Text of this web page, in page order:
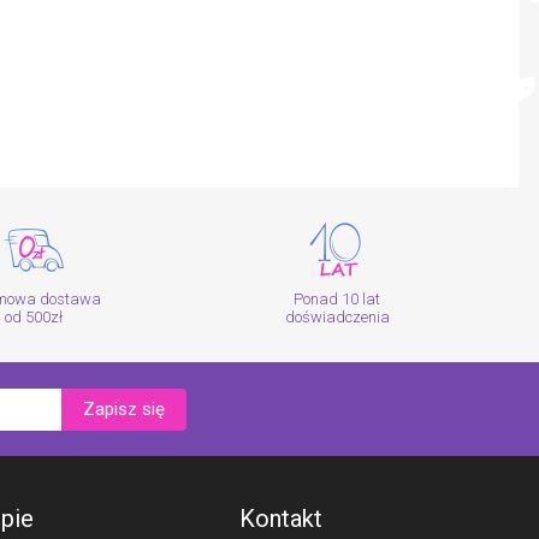
dostawa
od 500zł
Ponad 10 lat
doświadczenia
Zapisz się
Kontakt